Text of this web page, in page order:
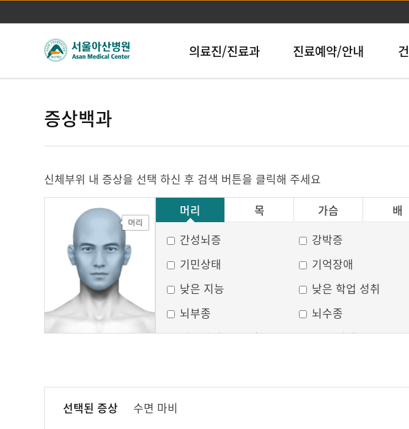
본문
의료진/진료과 진료예약/안내
증상백과
신체부위 내 증상을 선택 하신 후 검색 버튼을 클릭해 주세요
머리
목 가슴 배
그 외
간성뇌증 강박증
기민상태
기억장애
낮은 지능
낮은 학업 성취
뇌부종
뇌수종
달모양의 둥근 얼굴
두부 외상
무균성 뇌막염
무의식
선택된 증상 수면 마비